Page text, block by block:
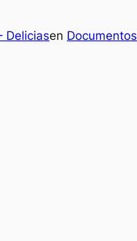
Deliciasen Documentos